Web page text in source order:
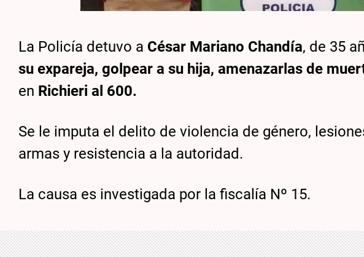
La Policía detuvo a César Mariano Chandía, de 35
su expareja, golpear a su hija, amenazarlas de
en Richieri al 600.
Se le imputa el delito de violencia de género,
armas y resistencia a la autoridad.
La causa es investigada por la fiscalía Nº 15.